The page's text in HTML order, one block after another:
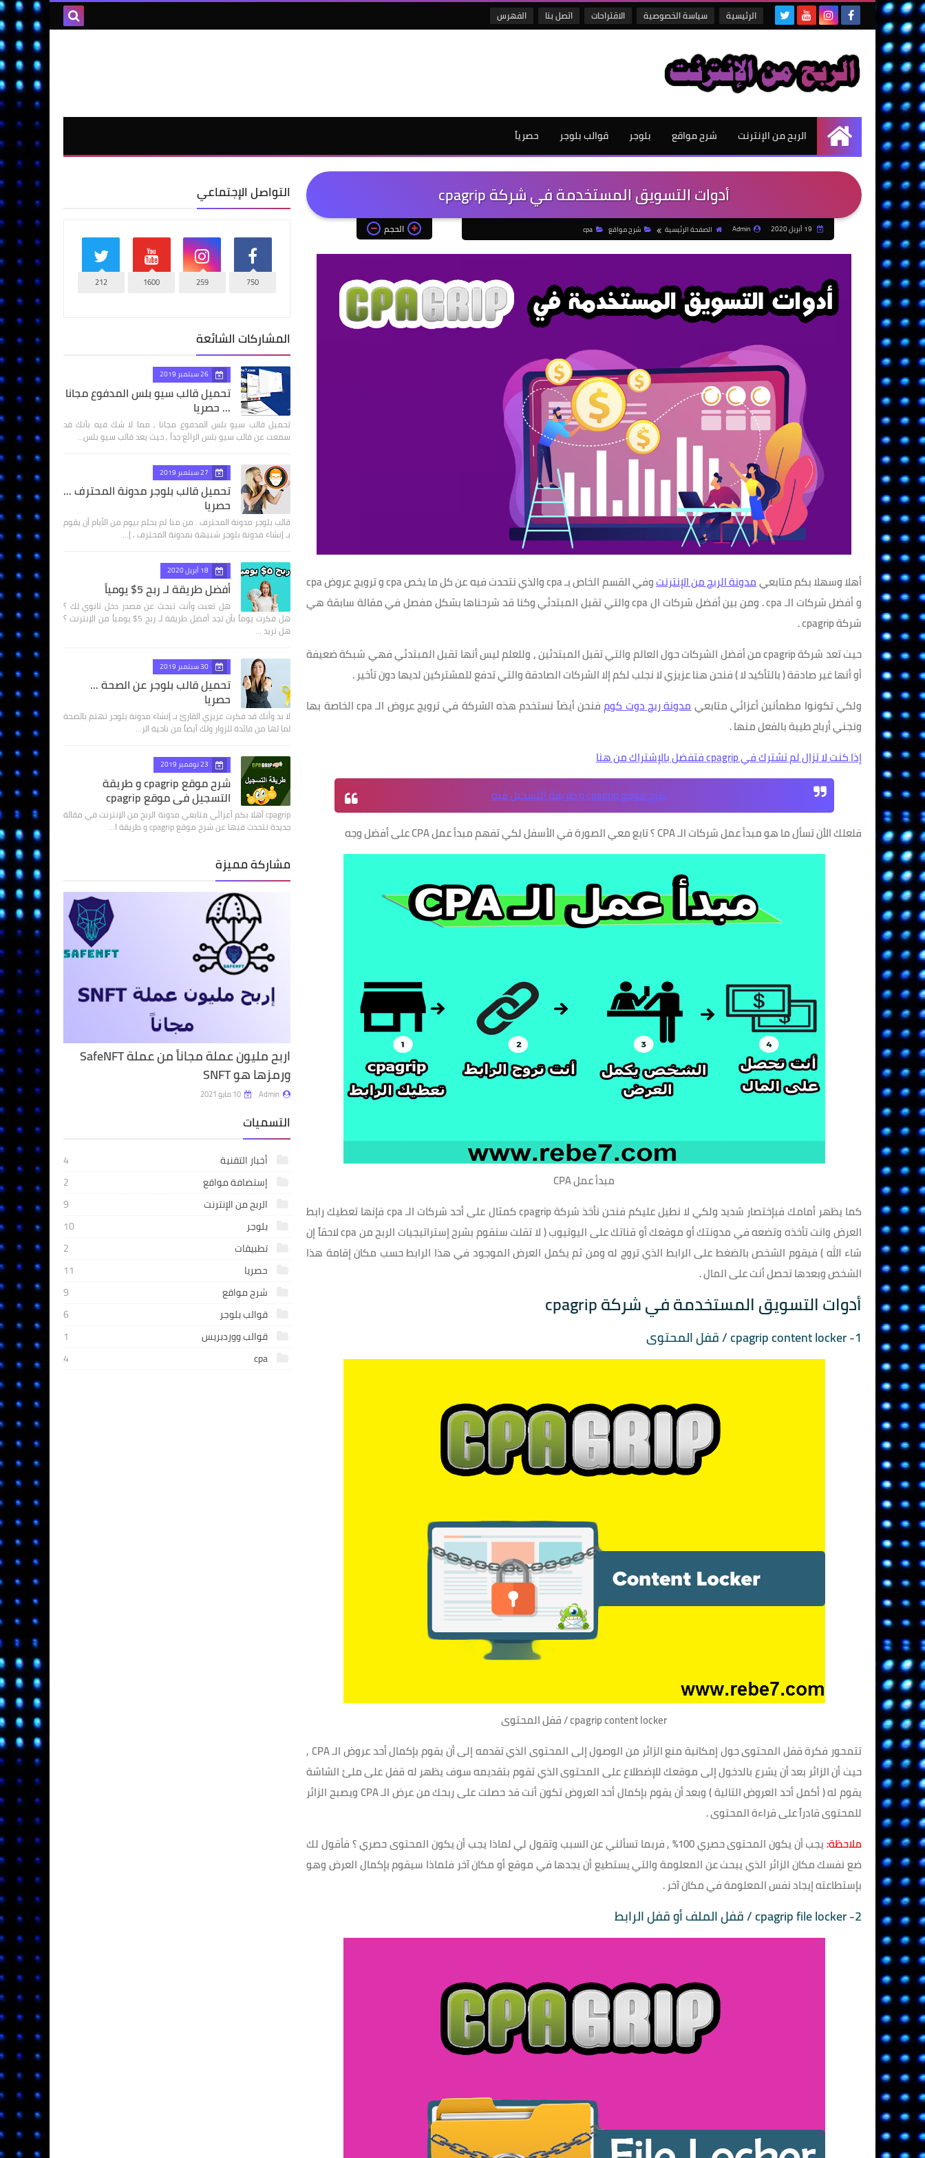
الرئيسية سياسة الخصوصية الاقتراحات اتصل بنا الفهرس
الرئيسية
الربح من الإنترنت شرح مواقع بلوجر قوالب بلوجر حصرياً
أدوات التسويق المستخدمة في شركة cpagrip
Admin الصفحة الرئيسية شرح مواقع cpa الحجم
أهلا وسهلا بكم متابعيمدونة الربح من الإنترنت
وفي القسم الخاص بـ cpa والذي نتحدث فيه عن كل ما يخص cpa و ترويج عروض cpa
و أفضل شركات الـ cpa . ومن بين أفضل شركات ال cpa والتي تقبل المبتدئي وكنا قد شرحناها بشكل مفصل في مقالة سابقة هي
شركة cpagrip .
حيث تعد شركة cpagrip من أفضل الشركات حول العالم والتي تقبل المبتدئين , وللعلم ليس أنها تقبل المبتدئي فهي شبكة ضعيفة
أو أنها غير صادقة ( بالتأكيد لا ) فنحن هنا عزيزي لا نجلب لكم إلا الشركات الصادقة والتي تدفع للمشتركين لديها دون تأخير .
ولكي تكونوا مطمأنين أعزائي متابعيمدونة ربح دوت كوم
فنحن أيضاً نستخدم هذه الشركة في ترويج عروض الـ cpa الخاصة بها
ونجني أرباح طيبة بالفعل منها .
إذا كنت لا تزال لم تشترك في cpagrip فتفضل بالإشتراك من هنا
شرح موقع cpagrip و طريقة التسجيل فيه
فلعلك الأن تسأل ما هو مبدأ عمل شركات الـ CPA ؟ تابع معي الصورة في الأسفل لكي تفهم مبدأ عمل CPA على أفضل وجه
مبدأ عمل CPA
كما يظهر أمامك فبإختصار شديد ولكي لا نطيل عليكم فنحن نأخذ شركة cpagrip كمثال على أحد شركات الـ cpa فإنها تعطيك رابط
العرض وانت تأخذه وتضعه في مدونتك أو موقعك أو قناتك على اليوتيوب ( لا تقلت سنقوم بشرح إستراتيجيات الربح من cpa لاحقاً إن
شاء الله ) فيقوم الشخص بالضغط على الرابط الذي تروج له ومن ثم يكمل العرض الموجود في هذا الرابط حسب مكان إقامة هذا
الشخص وبعدها تحصل أنت على المال .
أدوات التسويق المستخدمة في شركة cpagrip
1- cpagrip content locker / قفل المحتوى
cpagrip content locker / قفل المحتوى
تتمحور فكرة قفل المحتوى حول إمكانية منع الزائر من الوصول إلى المحتوى الذي تقدمه إلى أن يقوم بإكمال أحد عروض الـ CPA ,
حيث أن الزائر بعد أن يشرع بالدخول إلى موقعك للإضطلاع على المحتوى الذي تقوم بتقديمه سوف يظهر له قفل على ملئ الشاشة
يقوم له ( أكمل أحد العروض التالية ) وبعد أن يقوم بإكمال أحد العروض تكون أنت قد حصلت على ربحك من عرض الـ CPA ويصبح الزائر
للمحتوى قادراً على قراءة المحتوى .
ملاحظة:
يجب أن يكون المحتوى حصري 100% , فربما تسألني عن السبب وتقول لي لماذا يجب أن يكون المحتوى حصري ؟ فأقول لك
ضع نفسك مكان الزائر الذي يبحث عن المعلومة والتي يستطيع أن يجدها في موقع أو مكان آخر فلماذا سيقوم بإكمال العرض وهو
بإستطاعته إيجاد نفس المعلومة في مكان آخر .
2- cpagrip file locker / قفل الملف أو قفل الرابط
التواصل الإجتماعي
750
259
1600
212
المشاركات الشائعة
26 سبتمبر 2019
تحميل قالب سيو بلس المدفوع مجانا
... حصريا
تحميل قالب سيو بلس المدفوع مجانا , مما لا شك فيه بأنك قد
سمعت عن قالب سيو بلس الرائع جداً , حيث يعد قالب سيو بلس…
27 سبتمبر 2019
تحميل قالب بلوجر مدونة المحترف ...
حصريا
قالب بلوجر مدونة المحترف . من منا لم يحلم بيوم من الأيام أن يقوم
بـ إنشاء مدونة بلوجر شبيهة بمدونة المحترف , إ…
18 أبريل 2020
أفضل طريقة لـ ربح 5$ يومياً
هل تعبت وأنت تبحث عن مصدر دخل ثانوي لك ؟
هل فكرت يوماً بأن تجد أفضل طريقة لـ ربح 5$ يومياً من الإنترنت ؟
هل تريد …
30 سبتمبر 2019
تحميل قالب بلوجر عن الصحة ...
حصريا
لا بد وأنك قد فكرت عزيزي القارئ بـ إنشاء مدونة بلوجر تهتم بالصحة
لما لها من فائدة للزوار ولك أيضاً من ناحية الر…
23 نوفمبر 2019
شرح موقع cpagrip و طريقة
التسجيل في موقع cpagrip
cpagrip أهلا بكم أعزائي متابعي مدونة الربح من الإنترنت في مقالة
جديدة نتحدث فيها عن شرح موقع cpagrip و طريقة ا…
مشاركة مميزة
اربح مليون عملة مجاناً من عملة SafeNFT
ورمزها هو SNFT
Admin 10 مايو 2021
التسميات
أخبار التقنية
4
إستضافة مواقع
2
الربح من الإنترنت
9
بلوجر
10
تطبيقات
2
حصريا
11
شرح مواقع
9
قوالب بلوجر
6
قوالب ووردبريس
1
4